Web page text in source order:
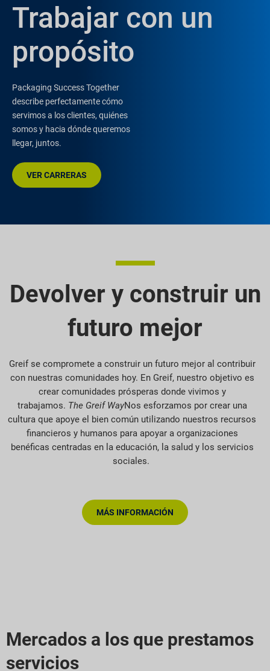
Trabajar con un
propósito
Packaging Success Together
describe perfectamente cómo
servimos a los clientes, quiénes
somos y hacia dónde queremos
llegar, juntos.
VER CARRERAS
Devolver y construir un
futuro mejor
Greif se compromete a construir un futuro mejor al contribuir
con nuestras comunidades hoy. En Greif, nuestro objetivo es
crear comunidades prósperas donde vivimos y
trabajamos. The Greif WayNos esforzamos por crear una
cultura que apoye el bien común utilizando nuestros recursos
financieros y humanos para apoyar a organizaciones
benéficas centradas en la educación, la salud y los servicios
sociales.
MÁS INFORMACIÓN
Mercados a los que prestamos
servicios